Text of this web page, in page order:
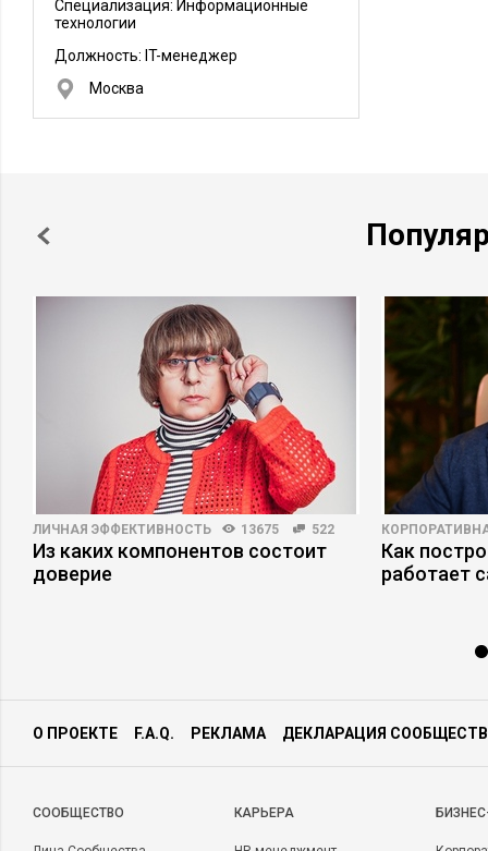
Специализация: Информационные
технологии
Должность: IT-менеджер
Москва
ЛИЧНАЯ ЭФФЕКТИВНОСТЬ 13675 522
Из каких компонентов состоит
доверие
Как
работает
О ПРОЕКТЕ F.A.Q. РЕКЛАМА ДЕКЛАРАЦИЯ
CООБЩЕСТВО КАРЬЕРА